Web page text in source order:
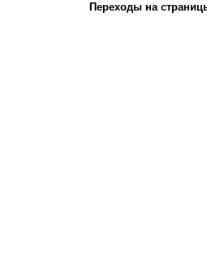
Переходы на